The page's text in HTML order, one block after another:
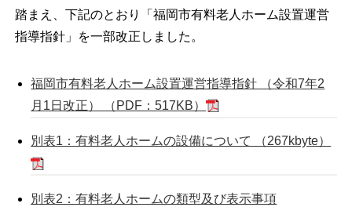
踏まえ、下記のとおり「福岡市有料老人ホーム設置運営
指導指針」を一部改正しました。
福岡市有料老人ホーム設置運営指導指針 （令和7年2
月1日改正） （PDF：517KB）
別表1：有料老人ホームの設備について （267kbyte）
別表2：有料老人ホームの類型及び表示事項